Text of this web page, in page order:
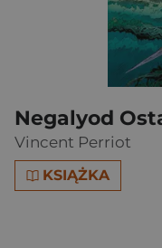
Negalyod
Vincent Perriot
KSIĄŻKA